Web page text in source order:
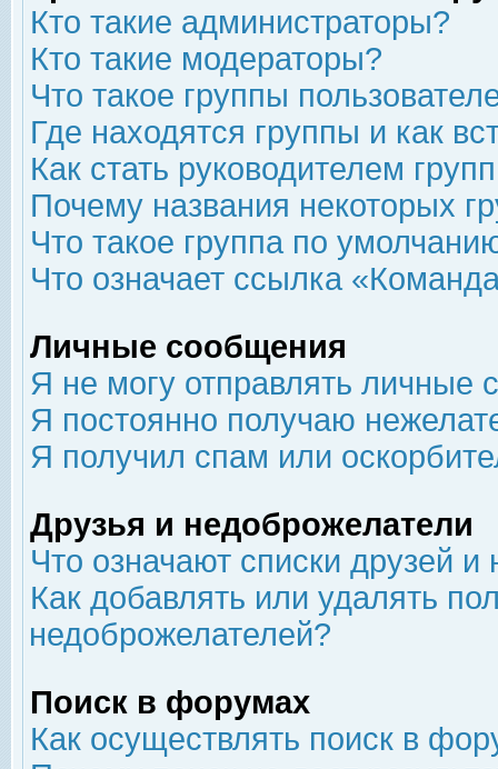
Кто такие администраторы?
Кто такие модераторы?
Что такое группы
Где находятся группы и как
Как стать руководителем
Почему названия некоторых
Что такое группа по
Что означает ссылка
Личные сообщения
Я не могу отправлять личные
Я постоянно получаю
Я получил спам или
Друзья и недоброжелатели
Что означают списки друзей
Как добавлять или удалять
недоброжелателей?
Поиск в форумах
Как осуществлять поиск в